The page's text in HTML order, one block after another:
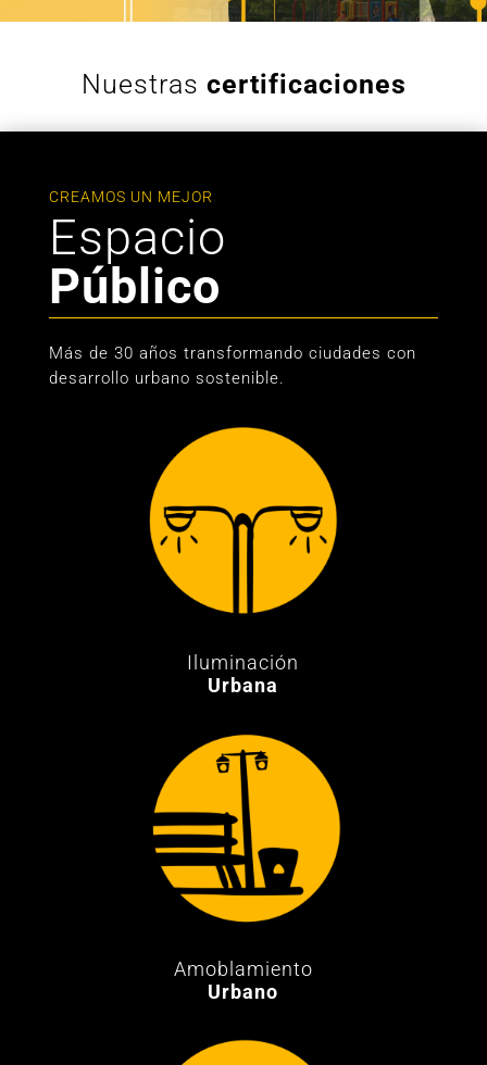
Nuestras certificaciones
CREAMOS UN MEJOR
Espacio
Público
Más de 30 años transformando ciudades con
desarrollo urbano sostenible.
Iluminación
Urbana
Amoblamiento
Urbano